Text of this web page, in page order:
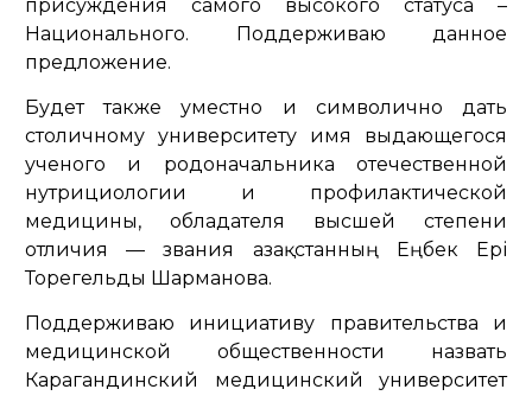
присуждения самого высокого статуса –
Национального. Поддерживаю данное
предложение.
Будет также уместно и символично дать
столичному университету имя выдающегося
ученого и родоначальника отечественной
нутрициологии и профилактической
медицины, обладателя высшей степени
отличия — звания Қазақстанның Еңбек Ері
Торегельды Шарманова.
Поддерживаю инициативу правительства и
медицинской общественности назвать
Карагандинский медицинский университет